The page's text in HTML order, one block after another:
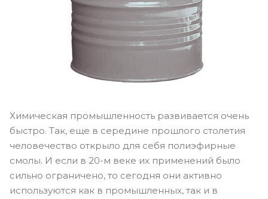
Химическая промышленность развивается очень
быстро. Так, еще в середине прошлого столетия
человечество открыло для себя полиэфирные
смолы. И если в 20-м веке их применений было
сильно ограничено, то сегодня они активно
используются как в промышленных, так и в